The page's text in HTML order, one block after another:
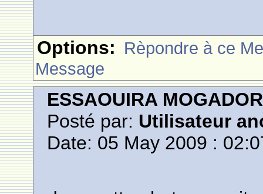
Options: Rèpondre à ce
Message
ESSAOUIRA MOGADOR
Posté par: Utilisateur
Date: 05 May 2009 :